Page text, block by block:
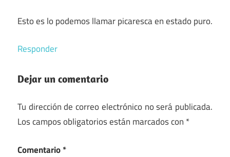
Esto es lo podemos llamar picaresca en estado puro.
Responder
Dejar un comentario
Tu dirección de correo electrónico no será publicada.
Los campos obligatorios están marcados con *
Comentario*